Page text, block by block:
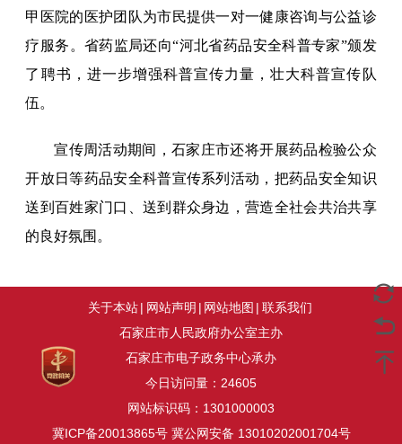
甲医院的医护团队为市民提供一对一健康咨询与公益诊
疗服务。省药监局还向“河北省药品安全科普专家”颁发
了聘书，进一步增强科普宣传力量，壮大科普宣传队
伍。
宣传周活动期间，石家庄市还将开展药品检验公众
开放日等药品安全科普宣传系列活动，把药品安全知识
送到百姓家门口、送到群众身边，营造全社会共治共享
的良好氛围。
关于本站| 网站声明 | 网站地图 | 联系我们
石家庄市人民政府办公室主办
石家庄市电子政务中心承办
今日访问量： 24605
网站标识码：1301000003
冀ICP备20013865号 冀公网安备 13010202001704号